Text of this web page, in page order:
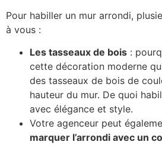
Pour habiller un mur arrondi,
à vous :
Les tasseaux de bois :
cette décoration moderne
des tasseaux de bois de
hauteur du mur. De quoi
avec élégance et style.
Votre agenceur peut
marquer l’arrondi avec un